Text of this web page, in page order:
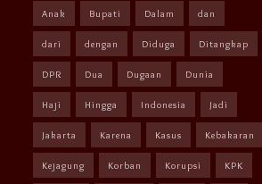
Anak Bupati Dalam dan
dari dengan Diduga Ditangkap
DPR Dua Dugaan Dunia
Haji Hingga Indonesia Jadi
Jakarta Karena Kasus Kebakaran
Kejagung Korban Korupsi KPK